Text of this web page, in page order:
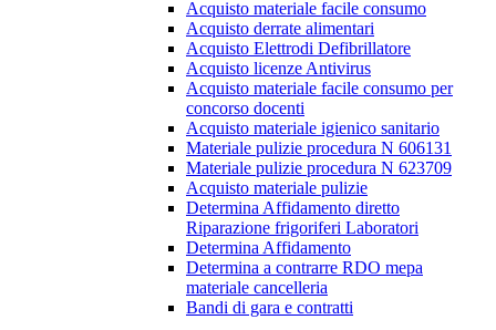
Acquisto materiale facile consumo
Acquisto derrate alimentari
Acquisto Elettrodi Defibrillatore
Acquisto licenze Antivirus
Acquisto materiale facile consumo per
concorso docenti
Acquisto materiale igienico sanitario
Materiale pulizie procedura N 606131
Materiale pulizie procedura N 623709
Acquisto materiale pulizie
Determina Affidamento diretto
Riparazione frigoriferi Laboratori
Determina Affidamento
Determina a contrarre RDO mepa
materiale cancelleria
Bandi di gara e contratti